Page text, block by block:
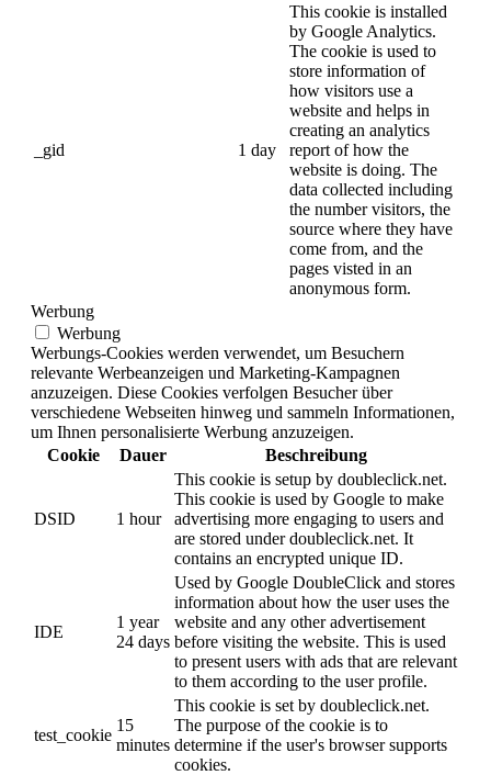
_gid 1 day
This cookie is installed
by Google Analytics.
The cookie is used to
store information of
how visitors use a
website and helps in
creating an analytics
report of how the
website is doing. The
data collected including
the number visitors, the
source where they have
come from, and the
pages visted in an
anonymous form.
Werbung
Werbung
Werbungs-Cookies werden verwendet, um Besuchern
relevante Werbeanzeigen und Marketing-Kampagnen
anzuzeigen. Diese Cookies verfolgen Besucher über
verschiedene Webseiten hinweg und sammeln Informationen,
um Ihnen personalisierte Werbung anzuzeigen.
Cookie
Dauer Beschreibung
DSID 1 hour
This cookie is setup by doubleclick.net.
This cookie is used by Google to make
advertising more engaging to users and
are stored under doubleclick.net. It
contains an encrypted unique ID.
IDE
1 year
24 days
Used by Google DoubleClick and stores
information about how the user uses the
website and any other advertisement
before visiting the website. This is used
to present users with ads that are relevant
to them according to the user profile.
test_cookie
15
minutes
This cookie is set by doubleclick.net.
The purpose of the cookie is to
determine if the user's browser supports
cookies.